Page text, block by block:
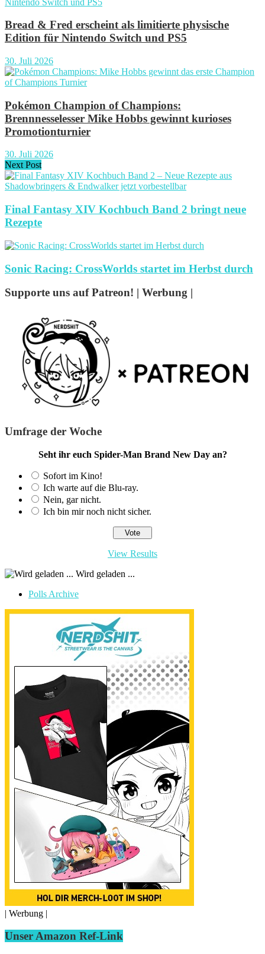
Bread & Fred erscheint als limitierte physische
Edition für Nintendo Switch und PS5
30. Juli 2026
Pokémon Champion of Champions:
Brennnesselesser Mike Hobbs gewinnt kurioses
Promotionturnier
30. Juli 2026
Next Post
Final Fantasy XIV Kochbuch Band 2 bringt neue
Rezepte
Sonic Racing: CrossWorlds startet im Herbst durch
Supporte uns auf Patreon! | Werbung |
Umfrage der Woche
Seht ihr euch Spider-Man Brand New Day an?
Sofort im Kino!
Ich warte auf die Blu-ray.
Nein, gar nicht.
Ich bin mir noch nicht sicher.
View Results
Wird geladen ...
Polls Archive
| Werbung |
Unser Amazon Ref-Link